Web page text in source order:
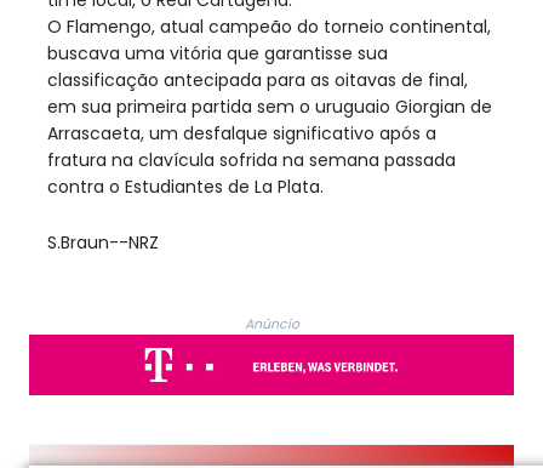
O Flamengo, atual campeão do torneio continental,
buscava uma vitória que garantisse sua
classificação antecipada para as oitavas de final,
em sua primeira partida sem o uruguaio Giorgian de
Arrascaeta, um desfalque significativo após a
fratura na clavícula sofrida na semana passada
contra o Estudiantes de La Plata.
S.Braun--NRZ
Anúncio